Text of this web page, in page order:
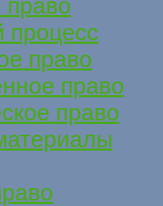
право
процесс
право
право
право